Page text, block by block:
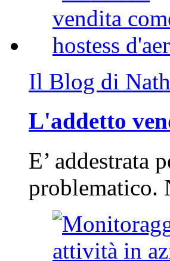
Il Blog di
L'addetto
E’ addestrata
problematico.